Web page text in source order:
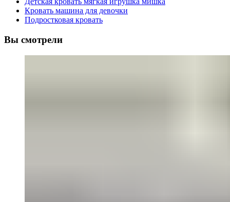
Кровать машина для девочки
Подростковая кровать
Вы смотрели